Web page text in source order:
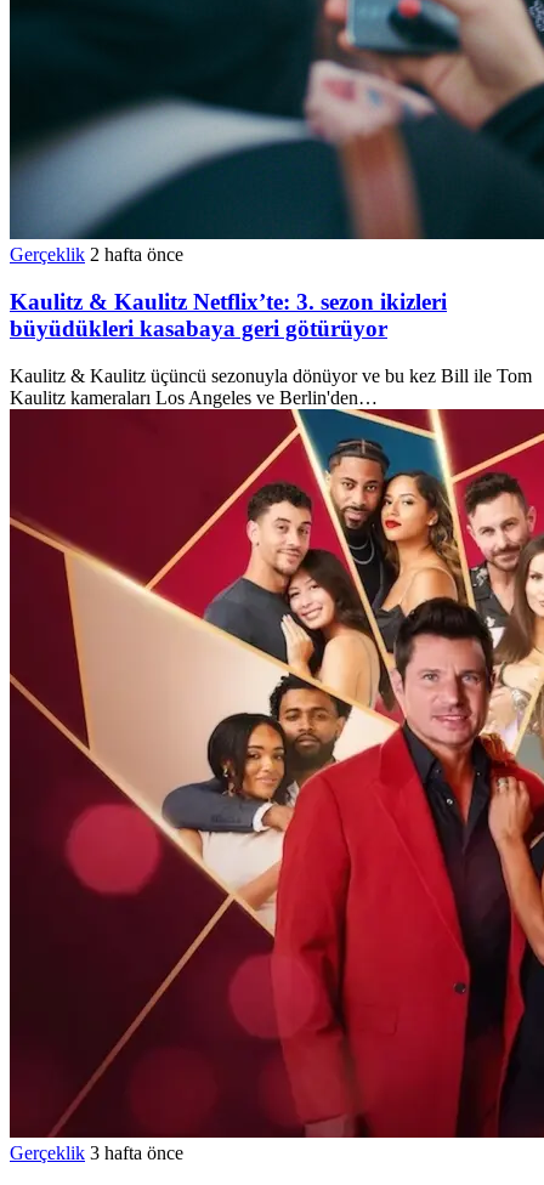
Gerçeklik 2 hafta önce
Kaulitz & Kaulitz Netflix’te: 3. sezon ikizleri
büyüdükleri kasabaya geri götürüyor
Kaulitz & Kaulitz üçüncü sezonuyla dönüyor ve bu kez Bill ile Tom
Kaulitz kameraları Los Angeles ve Berlin'den…
Gerçeklik 3 hafta önce